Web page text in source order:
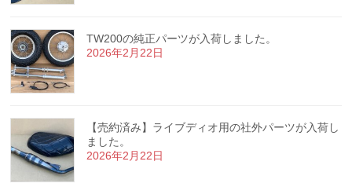
TW200の純正パーツが入荷しました。
2026年2月22日
【売約済み】ライブディオ用の社外パーツが入荷し
ました。
2026年2月22日